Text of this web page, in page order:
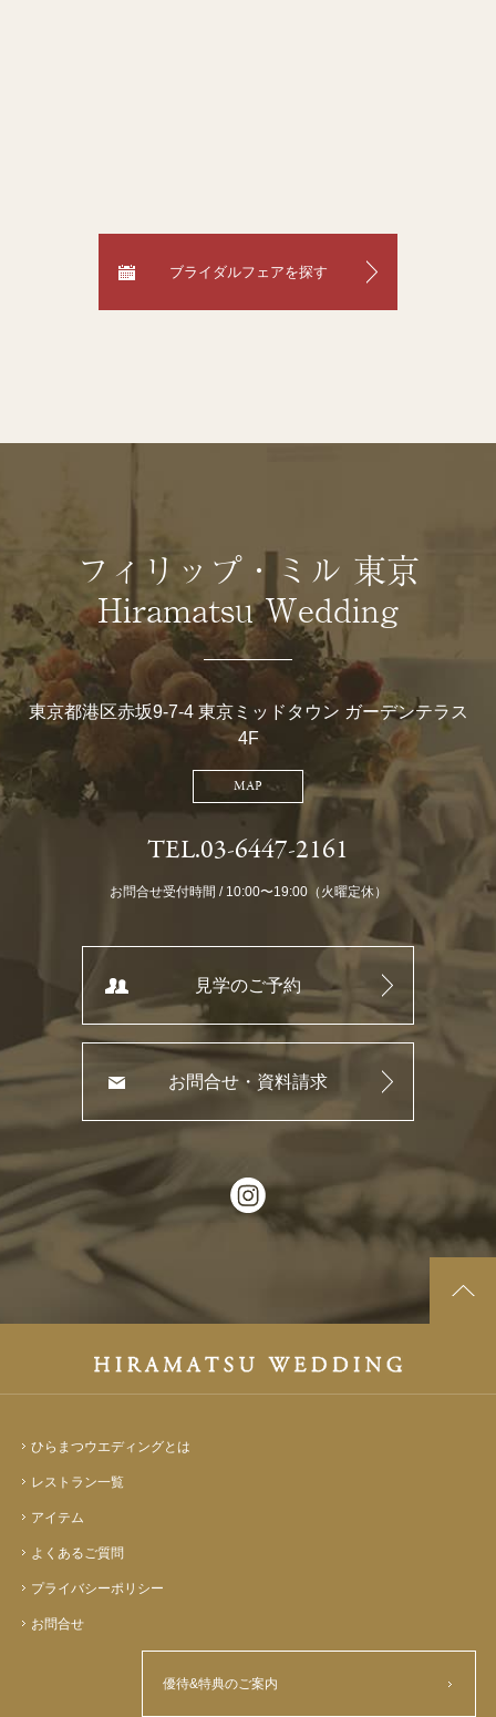
ブライダルフェアを探す
フィリップ・ミル 東京
Hiramatsu Wedding
東京都港区赤坂9-7-4 東京ミッドタウン ガーデンテラス
4F
MAP
TEL.03-6447-2161
お問合せ受付時間 / 10:00〜19:00（火曜定休）
見学のご予約
お問合せ・資料請求
ひらまつウエディングとは
レストラン一覧
アイテム
よくあるご質問
プライバシーポリシー
お問合せ
優待&特典のご案内